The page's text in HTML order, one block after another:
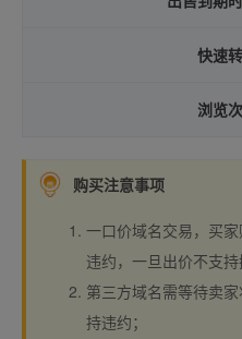
快速转
浏览次
购买注意事项
一口价域名交易，买
违约，一旦出价不支持
第三方域名需等待卖
持违约；